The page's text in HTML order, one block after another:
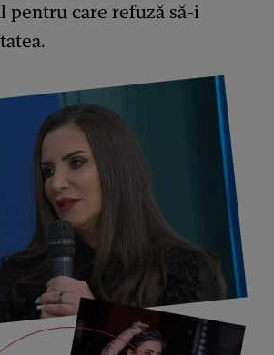
pentru care refuză să-i